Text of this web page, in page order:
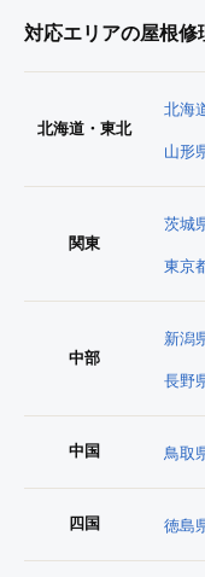
対応エリアの屋根修
北海道・東北
北海
山形
関東
茨城
東京
中部
新潟
長野
中国 鳥取
四国 徳島